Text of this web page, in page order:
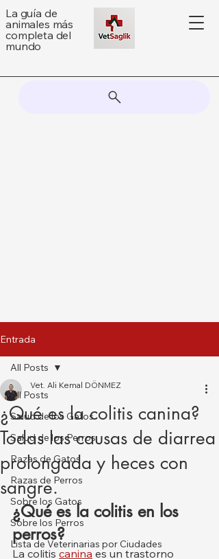
La guía de
animales más
completa del
mundo
Entrada
All Posts
Salud de los Gatos
Salud de los Perros
Razas de Gatos
Razas de Perros
Sobre los Gatos
Sobre los Perros
Lista de Veterinarias por Ciudades
All Posts
¿Qué es la colitis canina?
Todas las causas de diarrea
prolongada y heces con
sangre.
Vet. Ali Kemal DÖNMEZ
¿Qué es la colitis en los
perros?
La colitis canina es un trastorno